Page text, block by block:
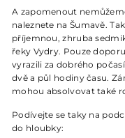
A zapomenout
naleznete na Šumavě.
příjemnou, zhruba
řeky Vydry. Pouze
vyrazili za dobrého
dvě a půl hodiny času.
mohou absolvovat také
Podívejte se taky na
do hloubky: